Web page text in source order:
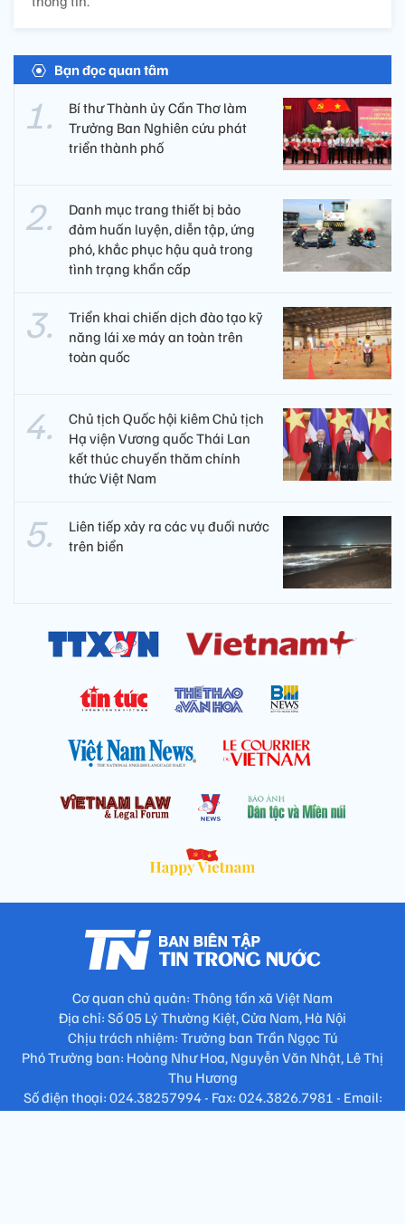
Bạn đọc quan tâm
Bí thư Thành ủy Cần Thơ làm
Trưởng Ban Nghiên cứu phát
triển thành phố
Danh mục trang thiết bị bảo
đảm huấn luyện, diễn tập, ứng
phó, khắc phục hậu quả trong
tình trạng khẩn cấp
Triển khai chiến dịch đào tạo kỹ
năng lái xe máy an toàn trên
toàn quốc
Chủ tịch Quốc hội kiêm Chủ tịch
Hạ viện Vương quốc Thái Lan
kết thúc chuyến thăm chính
thức Việt Nam
Liên tiếp xảy ra các vụ đuối nước
trên biển
Cơ quan chủ quản: Thông tấn xã Việt Nam
Địa chỉ: Số 05 Lý Thường Kiệt, Cửa Nam, Hà Nội
Chịu trách nhiệm: Trưởng ban Trần Ngọc Tú
Phó Trưởng ban: Hoàng Như Hoa, Nguyễn Văn Nhật, Lê Thị
Thu Hương
Số điện thoại: 024.38257994 - Fax: 024.3826.7981 - Email: